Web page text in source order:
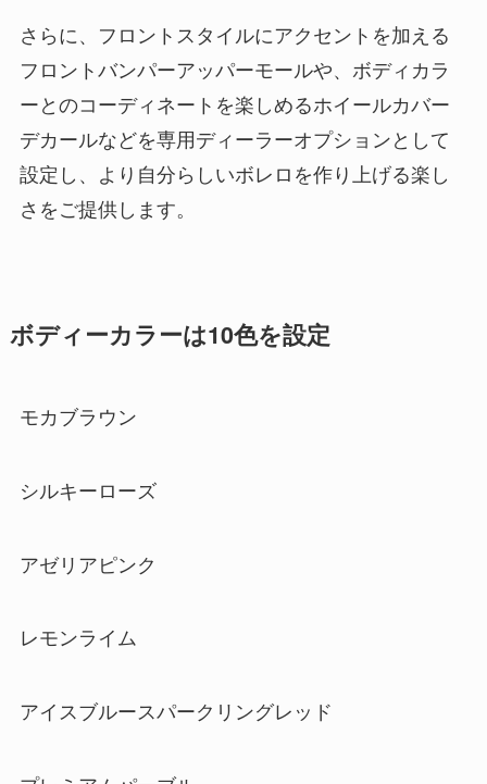
さらに、フロントスタイルにアクセントを加える
フロントバンパーアッパーモールや、ボディカラ
ーとのコーディネートを楽しめるホイールカバー
デカールなどを専用ディーラーオプションとして
設定し、より自分らしいボレロを作り上げる楽し
さをご提供します。
ボディーカラーは10色を設定
モカブラウン
シルキーローズ
アゼリアピンク
レモンライム
アイスブルースパークリングレッド